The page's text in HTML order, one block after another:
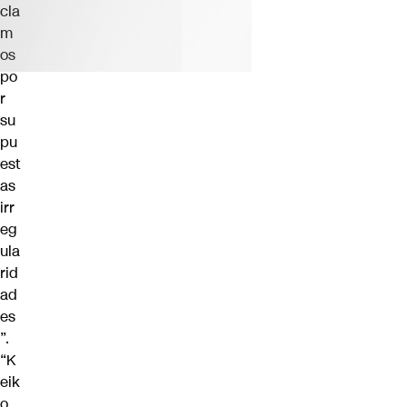
cla
m
os
po
r
su
pu
est
as
irr
eg
ula
rid
ad
es
”.
“K
eik